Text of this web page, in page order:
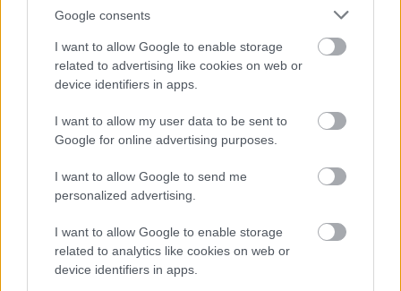
Google consents
I want to allow Google to enable storage
related to advertising like cookies on web or
device identifiers in apps.
I want to allow my user data to be sent to
Google for online advertising purposes.
I want to allow Google to send me
personalized advertising.
I want to allow Google to enable storage
related to analytics like cookies on web or
device identifiers in apps.
Paris Saint-Germain
Manchester United
Felkészülési szezon 4. mérkőzés
2026-08-08 17:00
AC MilanvsManchester United2026-08-15 18:00